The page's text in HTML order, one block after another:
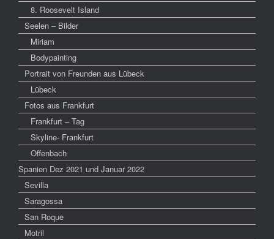
8. Roosevelt Island
Seelen – Bilder
Miriam
Bodypainting
Portrait von Freunden aus Lübeck
Lübeck
Fotos aus Frankfurt
Frankfurt – Tag
Skyline- Frankfurt
Offenbach
Spanien Dez 2021 und Januar 2022
Sevilla
Saragossa
San Roque
Motril